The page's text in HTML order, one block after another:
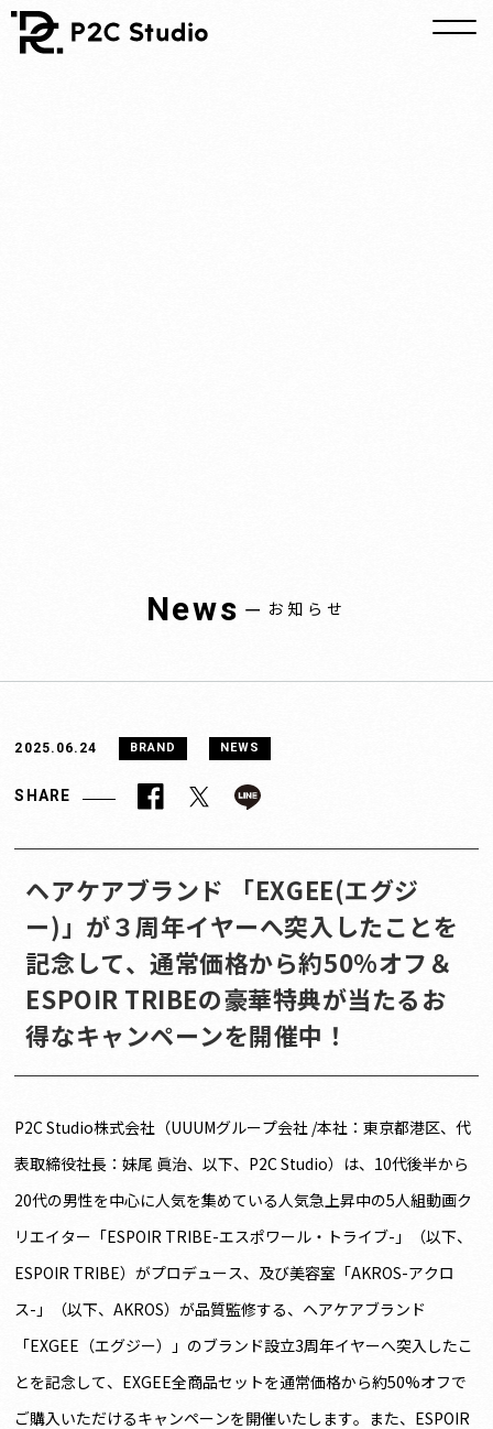
News ー お知らせ
2025.06.24 BRAND NEWS
SHARE
ヘアケアブランド 「EXGEE(エグジ
ー)」が３周年イヤーへ突入したことを
記念して、通常価格から約50%オフ＆
ESPOIR TRIBEの豪華特典が当たるお
得なキャンペーンを開催中！
P2C Studio株式会社（UUUMグループ会社 /本社：東京都港区、代
表取締役社長：妹尾 眞治、以下、P2C Studio）は、10代後半から
20代の男性を中心に人気を集めている人気急上昇中の5人組動画ク
リエイター「ESPOIR TRIBE-エスポワール・トライブ-」（以下、
ESPOIR TRIBE）がプロデュース、及び美容室「AKROS-アクロ
ス-」（以下、AKROS）が品質監修する、ヘアケアブランド
「EXGEE（エグジー）」のブランド設立3周年イヤーへ突入したこ
とを記念して、EXGEE全商品セットを通常価格から約50%オフで
ご購入いただけるキャンペーンを開催いたします。また、ESPOIR